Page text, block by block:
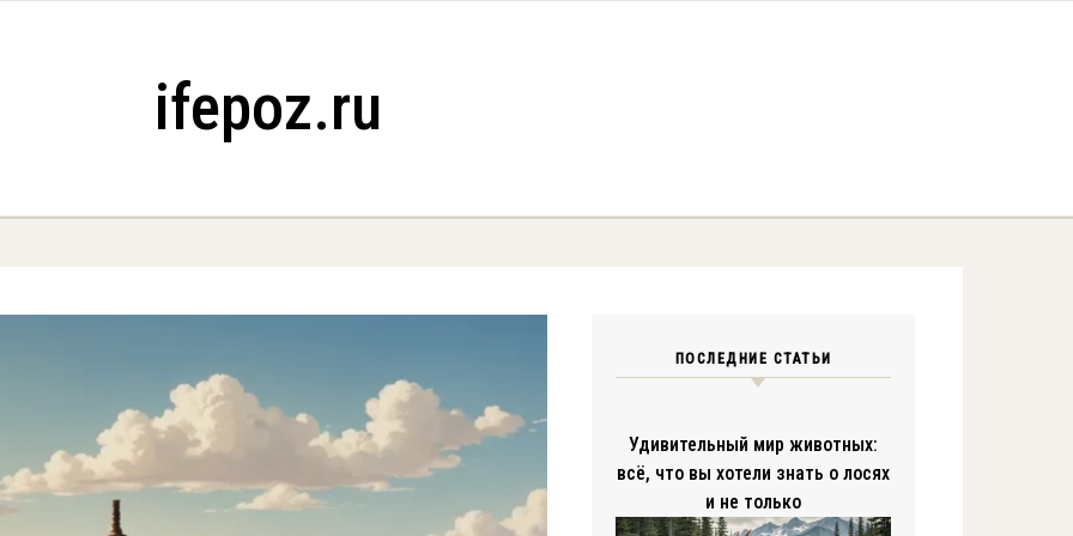
ifepoz.ru
ПОСЛЕДНИЕ СТАТЬИ
Удивительный мир животных:
всё, что вы хотели знать о лосях
и не только